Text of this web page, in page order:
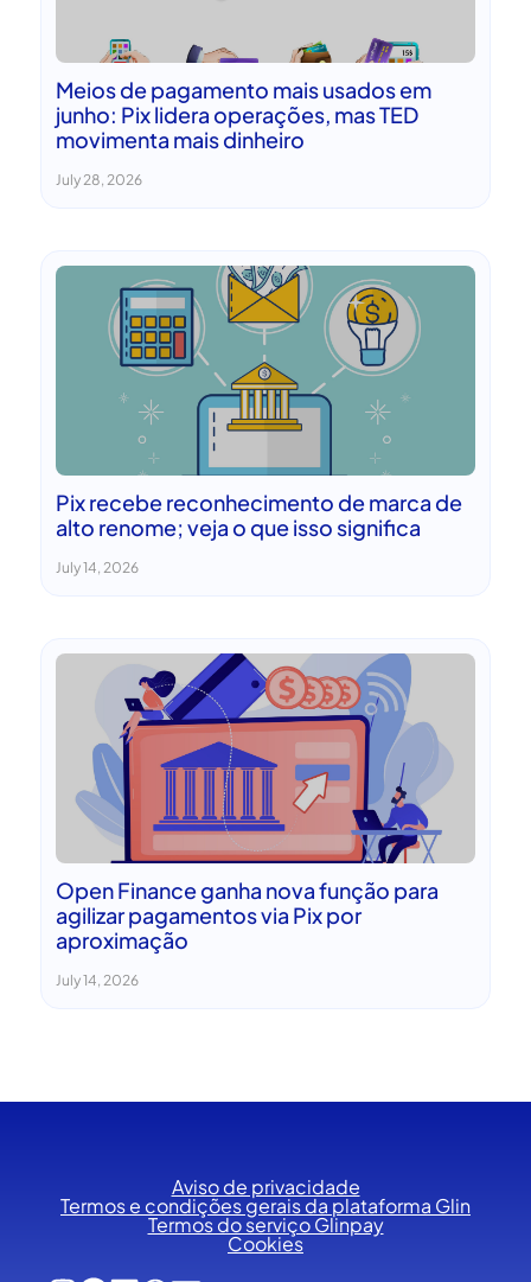
Meios de pagamento mais usados em
junho: Pix lidera operações, mas TED
movimenta mais dinheiro
July 28, 2026
Pix recebe reconhecimento de marca de
alto renome; veja o que isso significa
July 14, 2026
Open Finance ganha nova função para
agilizar pagamentos via Pix por
aproximação
July 14, 2026
Aviso de privacidade
Termos e condições gerais da plataforma Glin
Termos do serviço Glinpay
Cookies